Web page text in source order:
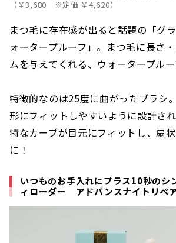
（￥3,680 ※定価 ￥4,620）
まつ毛に存在感が出ると話題の「グ
ォータープルーフ」。まつ毛に長さ
ムを与えてくれる、ウォータープルー
特徴的なのは25度に曲がったブラシ
形にフィットしやすいように設計さ
特なカーブが目元にフィットし、扇
に！
いつものお手入れにプラス10秒のシ
ィローダー アドバンスナイトリペア